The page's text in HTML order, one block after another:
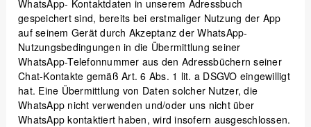
WhatsApp- Kontaktdaten in unserem Adressbuch
gespeichert sind, bereits bei erstmaliger Nutzung der App
auf seinem Gerät durch Akzeptanz der WhatsApp-
Nutzungsbedingungen in die Übermittlung seiner
WhatsApp-Telefonnummer aus den Adressbüchern seiner
Chat-Kontakte gemäß Art. 6 Abs. 1 lit. a DSGVO eingewilligt
hat. Eine Übermittlung von Daten solcher Nutzer, die
WhatsApp nicht verwenden und/oder uns nicht über
WhatsApp kontaktiert haben, wird insofern ausgeschlossen.